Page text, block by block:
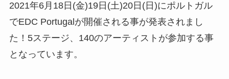
2021年6月18日(金)19日(土)20日(日)にポルトガル
でEDC Portugalが開催される事が発表されまし
た！5ステージ、140のアーティストが参加する事
となっています。